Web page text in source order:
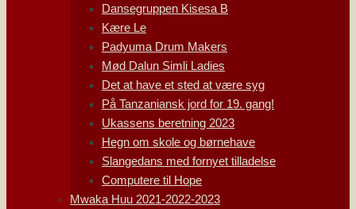
Dansegruppen Kisesa B
Kære Le
Padyuma Drum Makers
Mød Dalun Simli Ladies
Det at have et sted at være syg
På Tanzaniansk jord for 19. gang!
Ukassens beretning 2023
Hegn om skole og børnehave
Slangedans med fornyet tilladelse
Computere til Hope
Mwaka Huu 2021-2022-2023